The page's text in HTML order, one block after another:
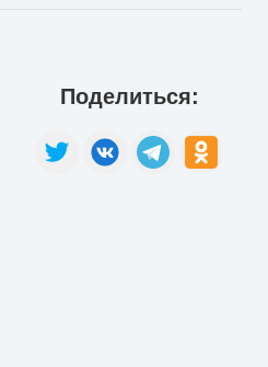
Поделиться: